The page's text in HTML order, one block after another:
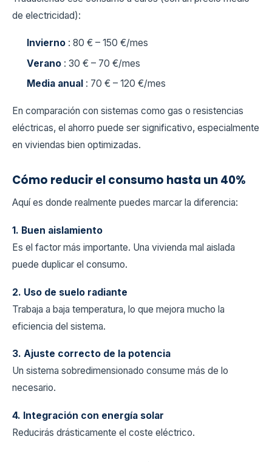
de electricidad):
Invierno : 80 € – 150 €/mes
Verano : 30 € – 70 €/mes
Media anual : 70 € – 120 €/mes
En comparación con sistemas como gas o resistencias
eléctricas, el ahorro puede ser significativo, especialmente
en viviendas bien optimizadas.
Cómo reducir el consumo hasta un 40%
Aquí es donde realmente puedes marcar la diferencia:
1. Buen aislamiento
Es el factor más importante. Una vivienda mal aislada
puede duplicar el consumo.
2. Uso de suelo radiante
Trabaja a baja temperatura, lo que mejora mucho la
eficiencia del sistema.
3. Ajuste correcto de la potencia
Un sistema sobredimensionado consume más de lo
necesario.
4. Integración con energía solar
Reducirás drásticamente el coste eléctrico.